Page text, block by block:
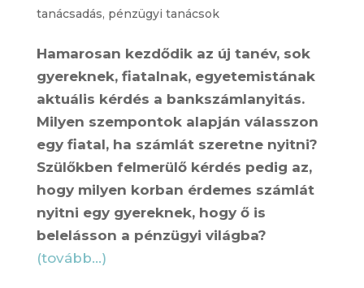
tanácsadás, pénzügyi tanácsok
Hamarosan kezdődik az új tanév, sok
gyereknek, fiatalnak, egyetemistának
aktuális kérdés a bankszámlanyitás.
Milyen szempontok alapján válasszon
egy fiatal, ha számlát szeretne nyitni?
Szülőkben felmerülő kérdés pedig az,
hogy milyen korban érdemes számlát
nyitni egy gyereknek, hogy ő is
belelásson a pénzügyi világba?
(tovább…)